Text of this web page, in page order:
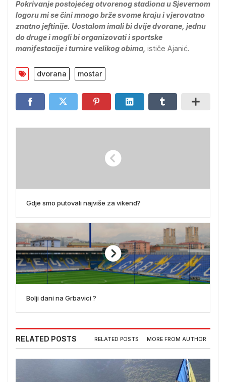
Pokrivanje postojećeg otvorenog stadiona u Sjevernom
logoru mi se čini mnogo brže svome kraju i vjerovatno
znatno jeftinije. Uostalom imali bi dvije dvorane, jednu
do druge i mogli bi organizovati i sportske
manifestacije i turnire velikog obima, ističe Ajanić.
dvorana mostar
Gdje smo putovali najviše za vikend?
Bolji dani na Grbavici ?
RELATED POSTS RELATED POSTS MORE FROM AUTHOR